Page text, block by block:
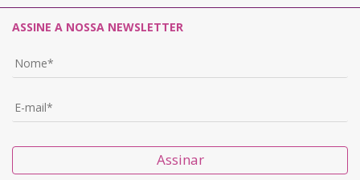
ASSINE A NOSSA NEWSLETTER
Assinar